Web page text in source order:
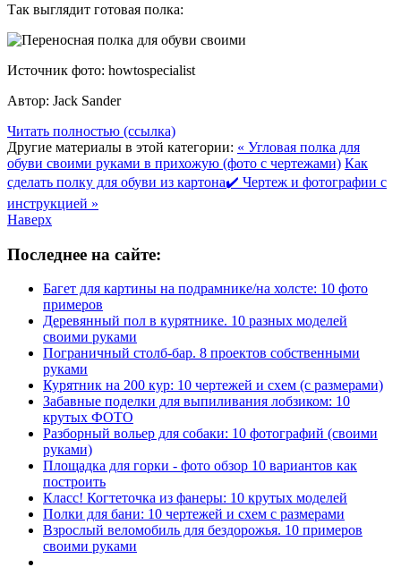
Так выглядит готовая полка:
Источник фото: howtospecialist
Автор: Jack Sander
Читать полностью (ссылка)
Другие материалы в этой категории: « Угловая полка для
обуви своими руками в прихожую (фото с чертежами) Как
сделать полку для обуви из картона✔️ Чертеж и фотографии с
инструкцией »
Наверх
Последнее на сайте:
Багет для картины на подрамнике/на холсте: 10 фото
примеров
Деревянный пол в курятнике. 10 разных моделей
своими руками
Пограничный столб-бар. 8 проектов собственными
руками
Курятник на 200 кур: 10 чертежей и схем (с размерами)
Забавные поделки для выпиливания лобзиком: 10
крутых ФОТО
Разборный вольер для собаки: 10 фотографий (своими
руками)
Площадка для горки - фото обзор 10 вариантов как
построить
Класс! Когтеточка из фанеры: 10 крутых моделей
Полки для бани: 10 чертежей и схем с размерами
Взрослый веломобиль для бездорожья. 10 примеров
своими руками